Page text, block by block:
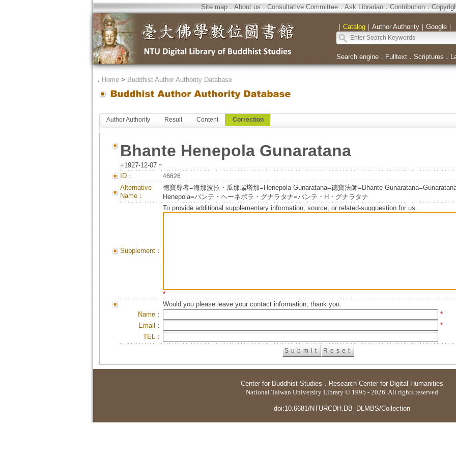
Site map．About us．Consultative Committee．Ask Librarian．Contribution．
｜ Catalog｜ Author Authority｜ Google｜
Search engine． Fulltext． Scriptures ．
． Home> Buddhist Author Authority Database
Author Authority Result Content Correction
Bhante Henepola Gunaratana
+1927-12-07 ~
ID：
46626
Alternative
Name：
德寶尊者=海那波拉・瓜那瑞塔那=Henepola Gunaratana=德寶法師=Bhante
Henepola=バンテ・ヘーネポラ・グナラタナ=バンテ・H・グナラタナ
Supplement：
To provide additional supplementary information, source, or related-sugguestion for us.
*
Would you please leave your contact information, thank you.
Name：
*
Email：
*
TEL：
Center for Buddhist Studies ． Research Center for Digital Humanities
National Taiwan University Library © 1995 - 2026. All rights reserved
doi:10.6681/NTURCDH.DB_DLMBS/Collection